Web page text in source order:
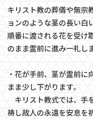
キリスト教の葬儀や無宗
ョンのような茎の長い白
順番に渡される花を受け
のまま霊前に進み一礼し
・花が手前、茎が霊前に
まま少し下がります。
キリスト教式では、手
祷し故人の永遠を安息を